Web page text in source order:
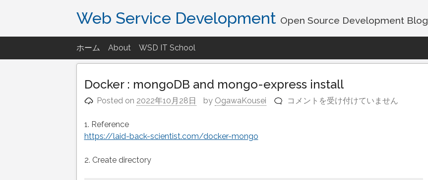
Skip
to
content
Web Service Development Open Source Development Blog
ホーム About WSD IT School
Docker : mongoDB and mongo-express install
Posted on 2022年10月28日 by OgawaKousei
Docker
コメントを受け付けていません
1. Reference
https://laid-back-scientist.com/docker-mongo
2. Create directory